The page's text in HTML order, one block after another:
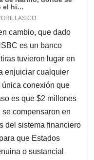
cambio, que dado
es un banco
tuvieron lugar en
enjuiciar cualquier
conexión que
es que $2 millones
compensaron en
del sistema financiero
que Estados
o sustancial